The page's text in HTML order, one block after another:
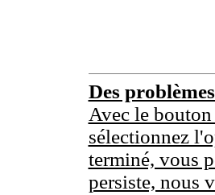
Des
Avec le
sélectionnez
terminé, vous
persiste, nous